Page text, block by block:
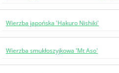
Wierzba japońska 'Hakuro Nishiki'
Wierzba smukłoszyjkowa 'Mt Aso'